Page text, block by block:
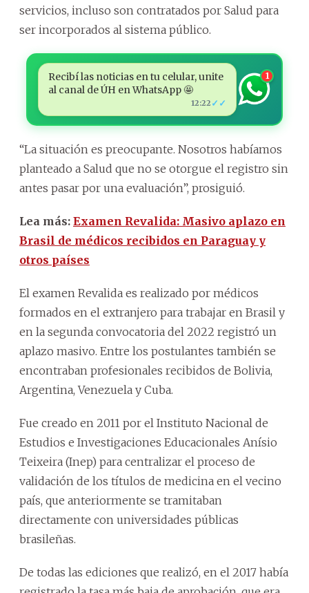
servicios, incluso son contratados por Salud para
ser incorporados al sistema público.
Recibí las noticias en tu celular, unite
al canal de ÚH en WhatsApp 🤩
12:22 ✓✓
1
“La situación es preocupante. Nosotros habíamos
planteado a Salud que no se otorgue el registro sin
antes pasar por una evaluación”, prosiguió.
Lea más: Examen Revalida: Masivo aplazo en
Brasil de médicos recibidos en Paraguay y
otros países
El examen Revalida es realizado por médicos
formados en el extranjero para trabajar en Brasil y
en la segunda convocatoria del 2022 registró un
aplazo masivo. Entre los postulantes también se
encontraban profesionales recibidos de Bolivia,
Argentina, Venezuela y Cuba.
Fue creado en 2011 por el Instituto Nacional de
Estudios e Investigaciones Educacionales Anísio
Teixeira (Inep) para centralizar el proceso de
validación de los títulos de medicina en el vecino
país, que anteriormente se tramitaban
directamente con universidades públicas
brasileñas.
De todas las ediciones que realizó, en el 2017 había